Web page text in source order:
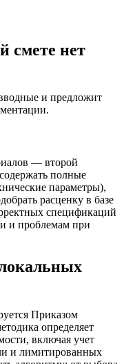
смете нет
и предложит
— второй
полные
параметры),
расценку в базе
спецификаций
и проблемам при
Приказом
определяет
включая учет
и лимитированных